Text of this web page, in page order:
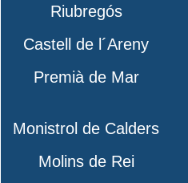
Riubregós
Castell de l´Areny
Premià de Mar
Monistrol de Calders
Molins de Rei